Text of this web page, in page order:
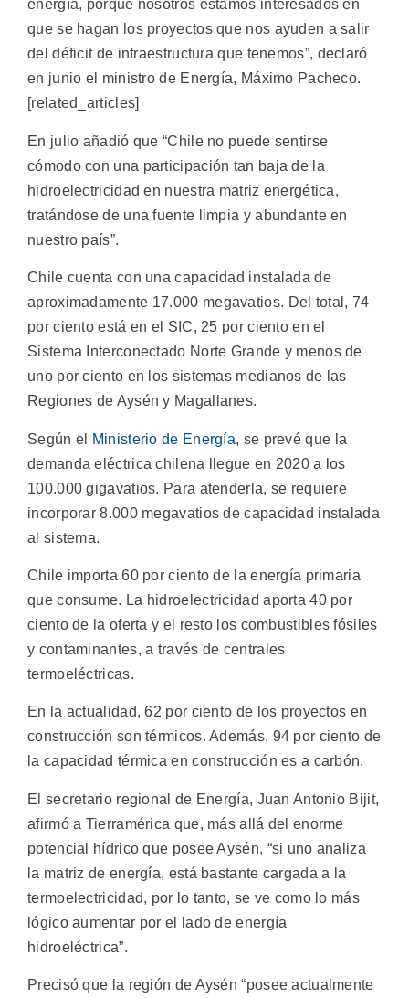
energía, porque nosotros estamos interesados en
que se hagan los proyectos que nos ayuden a salir
del déficit de infraestructura que tenemos”, declaró
en junio el ministro de Energía, Máximo Pacheco.
[related_articles]
En julio añadió que “Chile no puede sentirse
cómodo con una participación tan baja de la
hidroelectricidad en nuestra matriz energética,
tratándose de una fuente limpia y abundante en
nuestro país”.
Chile cuenta con una capacidad instalada de
aproximadamente 17.000 megavatios. Del total, 74
por ciento está en el SIC, 25 por ciento en el
Sistema Interconectado Norte Grande y menos de
uno por ciento en los sistemas medianos de las
Regiones de Aysén y Magallanes.
Según el Ministerio de Energía, se prevé que la
demanda eléctrica chilena llegue en 2020 a los
100.000 gigavatios. Para atenderla, se requiere
incorporar 8.000 megavatios de capacidad instalada
al sistema.
Chile importa 60 por ciento de la energía primaria
que consume. La hidroelectricidad aporta 40 por
ciento de la oferta y el resto los combustibles fósiles
y contaminantes, a través de centrales
termoeléctricas.
En la actualidad, 62 por ciento de los proyectos en
construcción son térmicos. Además, 94 por ciento de
la capacidad térmica en construcción es a carbón.
El secretario regional de Energía, Juan Antonio Bijit,
afirmó a Tierramérica que, más allá del enorme
potencial hídrico que posee Aysén, “si uno analiza
la matriz de energía, está bastante cargada a la
termoelectricidad, por lo tanto, se ve como lo más
lógico aumentar por el lado de energía
hidroeléctrica”.
Precisó que la región de Aysén “posee actualmente